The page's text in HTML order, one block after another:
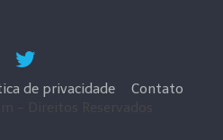
de privacidade
Contato